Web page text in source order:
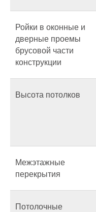
Ройки в оконные и
дверные проемы
брусовой части
конструкции
Высота потолков
Межэтажные
перекрытия
Потолочные